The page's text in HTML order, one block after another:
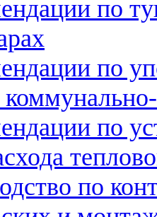
по
по
по
по